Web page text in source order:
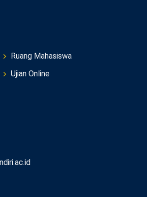
Ruang Mahasiswa
Ujian Online